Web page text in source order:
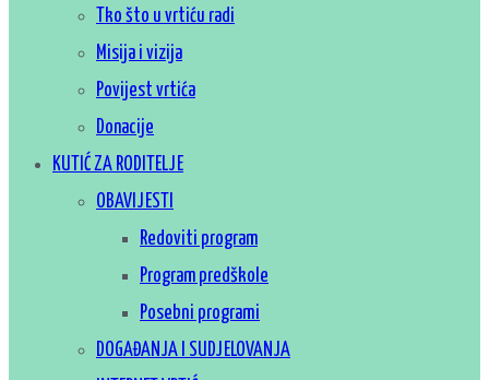
Tko što u vrtiću radi
Misija i vizija
Povijest vrtića
Donacije
KUTIĆ ZA RODITELJE
OBAVIJESTI
Redoviti program
Program predškole
Posebni programi
DOGAĐANJA I SUDJELOVANJA